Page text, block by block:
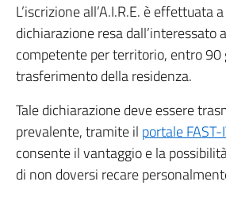
L’iscrizione all’A.I.R.E. è effettuata
dichiarazione resa dall’interessato
competente per territorio, entro 90
trasferimento della residenza.
Tale dichiarazione deve essere
prevalente, tramite il portale FAST-
consente il vantaggio e la
di non doversi recare